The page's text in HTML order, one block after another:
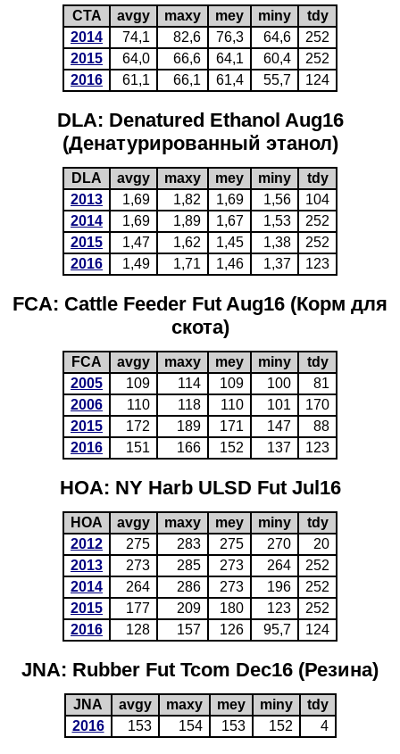
CTA avgy maxy mey miny
tdy
2014
74,1 82,6 76,3 64,6
252
2015
64,0 66,6 64,1 60,4
252
2016
61,1 66,1 61,4 55,7 124
DLA: Denatured Ethanol Aug16
(Денатурированный этанол)
DLA avgy maxy mey miny
tdy
2013
1,69 1,82 1,69 1,56
104
2014
1,69 1,89 1,67 1,53
252
2015
1,47 1,62 1,45 1,38
252
2016
1,49 1,71 1,46 1,37 123
FCA: Cattle Feeder Fut Aug16 (Корм для
скота)
FCA avgy maxy mey miny
tdy
2005
109 114 109 100
81
2006
110 118 110 101
170
2015
172 189 171 147
88
2016
151 166 152 137 123
HOA: NY Harb ULSD Fut Jul16
HOA avgy maxy mey miny
tdy
2012
275 283 275 270
20
2013
273 285 273 264
252
2014
264 286 273 196
252
2015
177 209 180 123
252
2016
128 157 126 95,7 124
JNA: Rubber Fut Tcom Dec16 (Резина)
JNA avgy maxy mey miny
tdy
2016
153 154 153 152 4